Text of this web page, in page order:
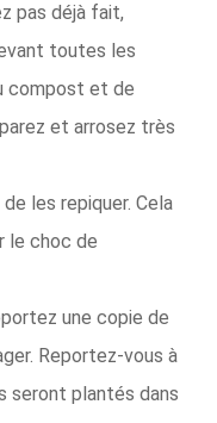
pas déjà fait,
toutes les
compost et de
et arrosez très
les repiquer. Cela
le choc de
une copie de
Reportez-vous à
seront plantés dans